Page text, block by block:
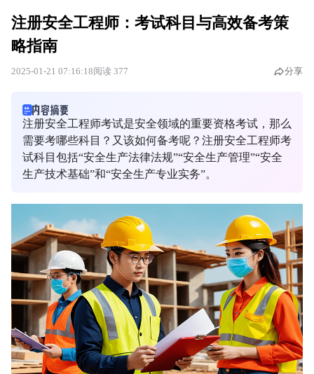
注册安全工程师：考试科目与高效备考策
略指南
2025-01-21 07:16:18阅读 377 分享
注册安全工程师考试是安全领域的重要资格考试，那么
需要考哪些科目？又该如何备考呢？注册安全工程师考
试科目包括“安全生产法律法规”“安全生产管理”“安全
生产技术基础”和“安全生产专业实务”。